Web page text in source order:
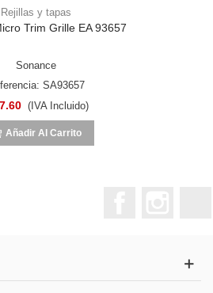
Rejillas y tapas
Trim Grille EA 93657
Sonance
SA93657
(IVA Incluido)
Añadir Al Carrito